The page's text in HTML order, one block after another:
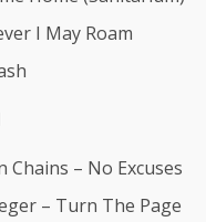
I May Roam
Chains – No Excuses
– Turn The Page